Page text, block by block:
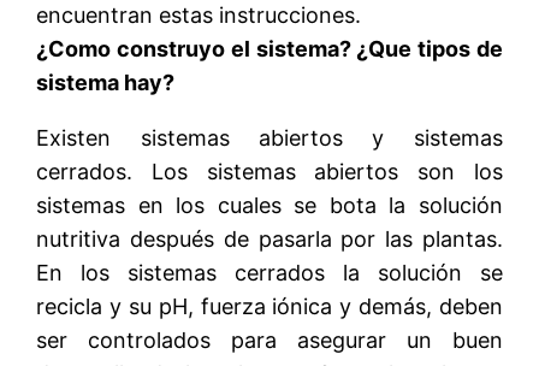
encuentran estas instrucciones.
¿Como construyo el sistema? ¿Que tipos de
sistema hay?
Existen sistemas abiertos y sistemas
cerrados. Los sistemas abiertos son los
sistemas en los cuales se bota la solución
nutritiva después de pasarla por las plantas.
En los sistemas cerrados la solución se
recicla y su pH, fuerza iónica y demás, deben
ser controlados para asegurar un buen